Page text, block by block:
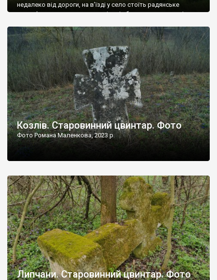
недалеко від дороги, на в’їзді у село стоїть радянське
рельєфне пано, яке показує жінку і яблуню, а трохи далі, десь
не видно, але видно дві стареньких колії у траві – […]
Козлів. Старовинний цвинтар. Фото
Фото Романа Маленкова, 2023 р.
Липчани. Старовинний цвинтар. Фото